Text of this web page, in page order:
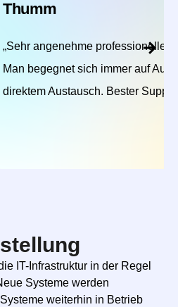
Zusammenarbeit.
auf Augenhöhe und
Support!“
IT-Infrastruktur in der Regel
Systeme werden
weiterhin in Betrieb